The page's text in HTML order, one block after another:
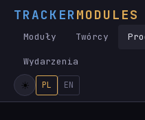
TRACKERMODULES
Moduły Twórcy
Wydarzenia
PL EN